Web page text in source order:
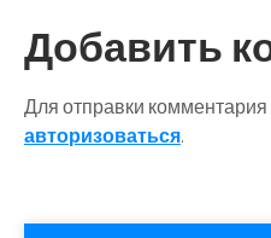
Добавить
Для отправки
авторизоваться.